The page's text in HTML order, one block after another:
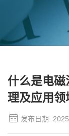
什么是电
理及应用
发布日期: